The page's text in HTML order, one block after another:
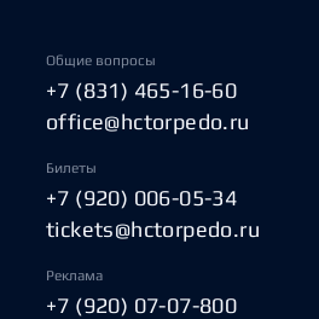
Общие вопросы
+7 (831) 465-16-60
office@hctorpedo.ru
Билеты
+7 (920) 006-05-34
tickets@hctorpedo.ru
Реклама
+7 (920) 07-07-800